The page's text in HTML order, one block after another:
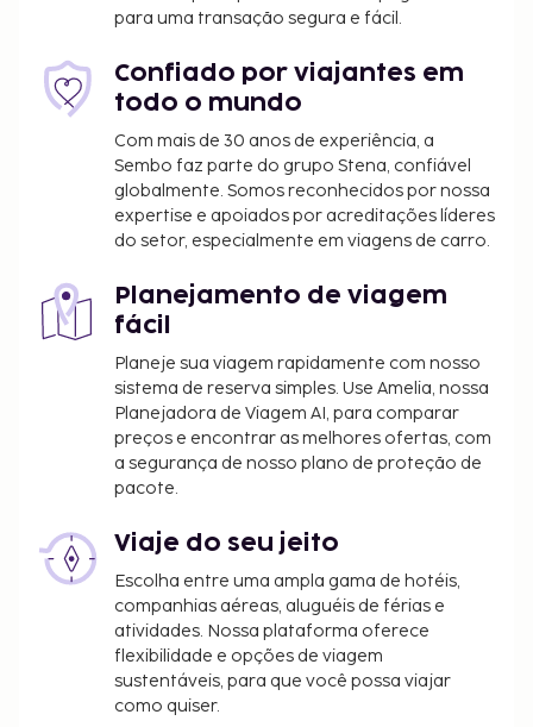
pequeno-almoço buffet grátis, servido diariamente
entre as 7:30 e as 10:00.
Tarifa de estacionamento: 10 EUR por dia
A lista anterior pode não estar completa. As taxas e
os depósitos podem não incluir impostos e estão
sujeitos a alterações.
A piscina sazonal estará aberta de 24 de maio a
19 de setembro.
ao pequeno-almoço gratuitamente.
para uma transação segura e fácil.
Confiado por viajantes em
todo o mundo
Com mais de 30 anos de experiência, a
Sembo faz parte do grupo Stena, confiável
globalmente. Somos reconhecidos por nossa
expertise e apoiados por acreditações líderes
do setor, especialmente em viagens de carro.
Planejamento de viagem
fácil
Planeje sua viagem rapidamente com nosso
sistema de reserva simples. Use Amelia, nossa
Planejadora de Viagem AI, para comparar
preços e encontrar as melhores ofertas, com
a segurança de nosso plano de proteção de
pacote.
Viaje do seu jeito
Escolha entre uma ampla gama de hotéis,
companhias aéreas, aluguéis de férias e
atividades. Nossa plataforma oferece
flexibilidade e opções de viagem
sustentáveis, para que você possa viajar
como quiser.